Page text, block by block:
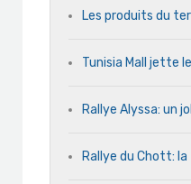
Les produits du
Tunisia Mall jette
Rallye Alyssa: un
Rallye du Chott: la